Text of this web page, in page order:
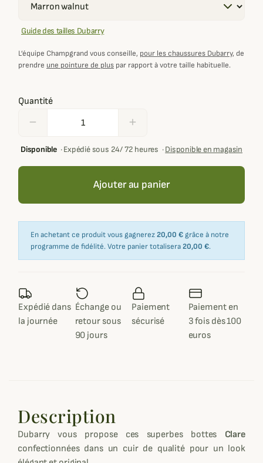
Guide des tailles Dubarry
L’équipe Champgrand vous conseille, pour les chaussures Dubarry, de
prendre une pointure de plus par rapport à votre taille habituelle.
Quantité
remove add
Disponible·Expédié sous 24/ 72 heures ·Disponible en magasin
Ajouter au panier
En achetant ce produit vous gagnerez20,00 € grâce à notre
programme de fidélité. Votre panier totalisera20,00 €.
Expédié dans
la journée
Échange ou
retour sous
90 jours
Paiement
sécurisé
Paiement en
3 fois dès 100
euros
Description
Dubarry vous propose ces superbes bottes Clare
confectionnées dans un cuir de qualité pour un look